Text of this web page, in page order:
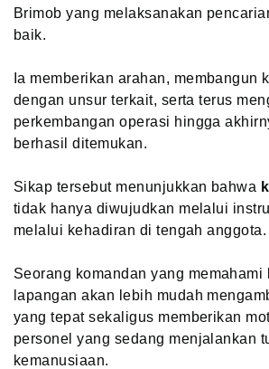
Brimob yang melaksanakan
baik.
Ia memberikan arahan, membangun
dengan unsur terkait, serta terus
perkembangan operasi hingga
berhasil ditemukan.
Sikap tersebut menunjukkan bahwa
tidak hanya diwujudkan melalui
melalui kehadiran di tengah anggota.
Seorang komandan yang memahami
lapangan akan lebih mudah
yang tepat sekaligus memberikan
personel yang sedang menjalankan
kemanusiaan.